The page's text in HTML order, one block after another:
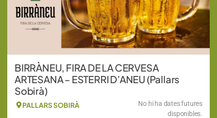
BIRRÀNEU, FIRA DE LA CERVESA
ARTESANA – ESTERRI D’ANEU (Pallars
Sobirà)
PALLARS SOBIRÀ
No hi ha dates futures
disponibles.